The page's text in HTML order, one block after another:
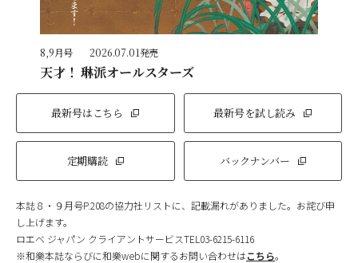
8,9月号 2026.07.01発売
天才！ 琳派オールスターズ
最新号はこちら 最新号を試し読み
定期購読 バックナンバー
本誌８・９月号P.208の協力社リストに、記載漏れがありました。お詫び申
し上げます。
ロエベ ジャパン クライアントサービスTEL03-6215-6116
※和樂本誌ならびに和樂webに関するお問い合わせはこちら。